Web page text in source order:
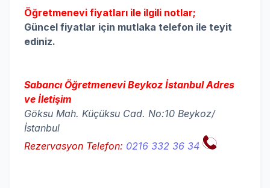
Öğretmenevi fiyatları ile ilgili notlar;
Güncel fiyatlar için mutlaka telefon ile teyit
ediniz.
Sabancı Öğretmenevi Beykoz İstanbul Adres
ve İletişim
Göksu Mah. Küçüksu Cad. No:10 Beykoz/
İstanbul
Rezervasyon Telefon: 0216 332 36 34